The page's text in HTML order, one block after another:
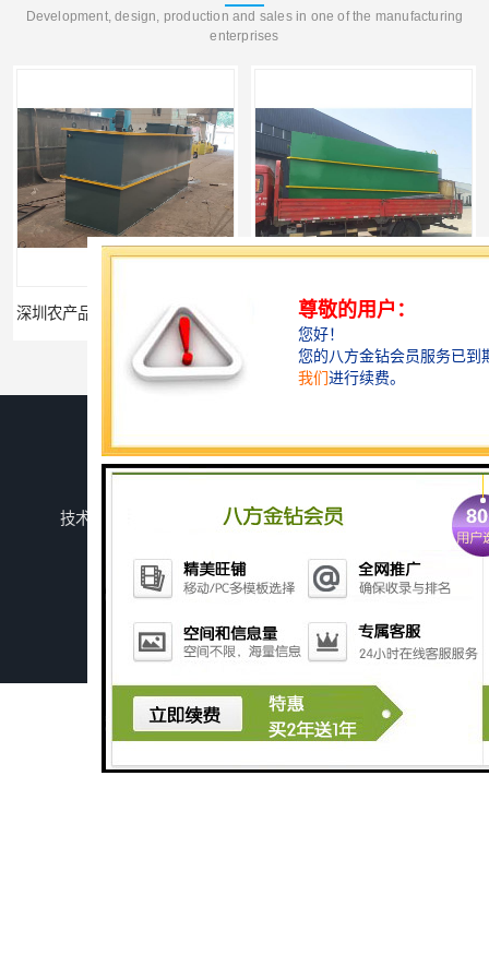
Development, design, production and sales in one of the manufacturing
enterprises
深圳农产品加工污水处理设备厂家
广州长沙体检中心污水处理设备厂家 广州玻璃钢化粪池
版权所有 ©2026-08-09鲁ICP备2024134526号-1
技术支持： 免责声明 管理员入口